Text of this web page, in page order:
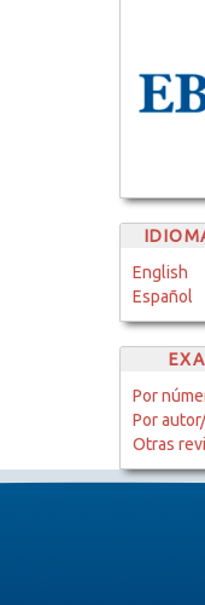
English
Español
Por
Por
Otras